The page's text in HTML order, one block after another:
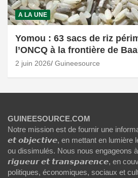
A LA UNE
Yomou : 63 sacs de riz
l’ONCQ à la frontière de
2 juin 2026 Guineesource
GUINEESOURCE.COM
Notre mission est de fournir une
𝙚𝙩 𝙤𝙗𝙟𝙚𝙘𝙩𝙞𝙫𝙚, en mettant en lumière
ou dissimulés. Nous nous engageons
𝙧𝙞𝙜𝙪𝙚𝙪𝙧 𝙚𝙩 𝙩𝙧𝙖𝙣𝙨𝙥𝙖𝙧𝙚𝙣𝙘𝙚, en
politiques, économiques, sociaux et